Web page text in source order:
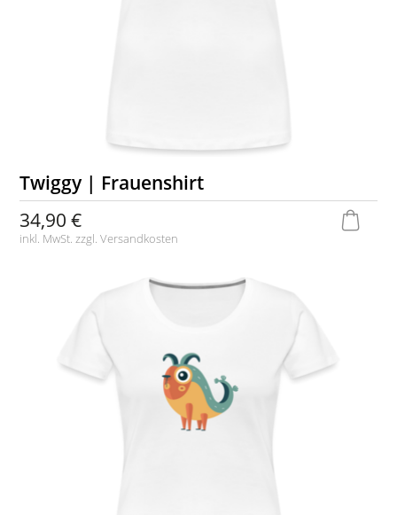
Twiggy | Frauenshirt
34,90 €
inkl. MwSt. zzgl.Versandkosten